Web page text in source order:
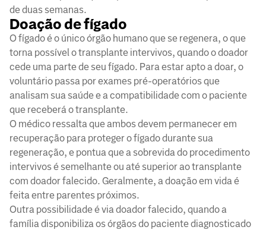
de duas semanas.
Doação de fígado
O fígado é o único órgão humano que se regenera, o que
torna possível o transplante intervivos, quando o doador
cede uma parte de seu fígado. Para estar apto a doar, o
voluntário passa por exames pré-operatórios que
analisam sua saúde e a compatibilidade com o paciente
que receberá o transplante.
O médico ressalta que ambos devem permanecer em
recuperação para proteger o fígado durante sua
regeneração, e pontua que a sobrevida do procedimento
intervivos é semelhante ou até superior ao transplante
com doador falecido. Geralmente, a doação em vida é
feita entre parentes próximos.
Outra possibilidade é via doador falecido, quando a
família disponibiliza os órgãos do paciente diagnosticado